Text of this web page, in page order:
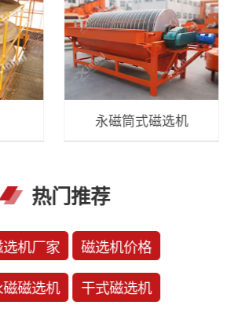
永磁筒式磁选机
热门推荐
机厂家 磁选机价格
磁磁选机 干式磁选机